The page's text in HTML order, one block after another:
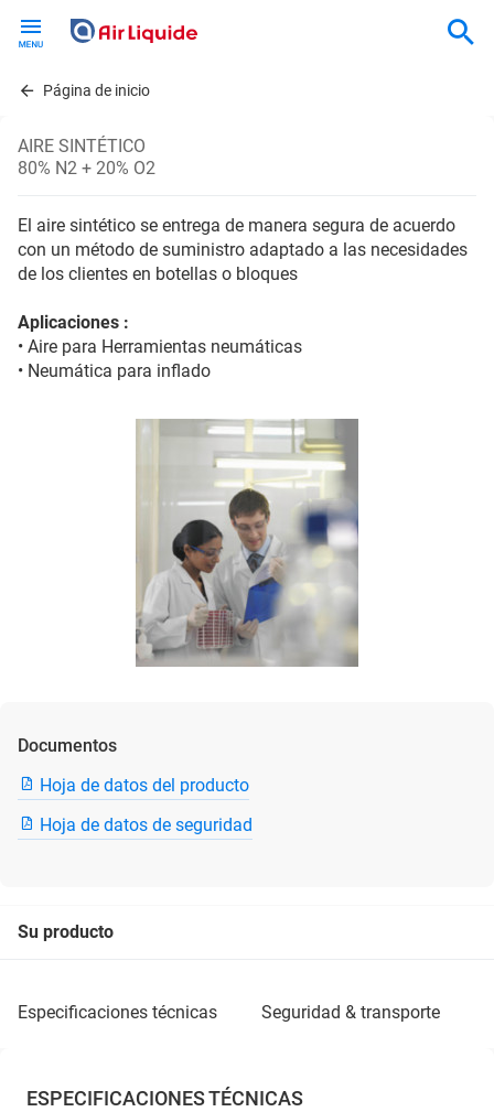
contentPágina de inicio
AIRE SINTÉTICO
80% N2 + 20% O2
El aire sintético se entrega de manera segura de acuerdo
con un método de suministro adaptado a las necesidades
de los clientes en botellas o bloques
Aplicaciones :
• Aire para Herramientas neumáticas
• Neumática para inflado
Documentos
Hoja de datos del producto
Hoja de datos de seguridad
Su producto
especificaciones técnicas seguridad & transporte
ESPECIFICACIONES TÉCNICAS